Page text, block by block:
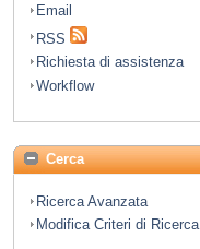
Email
RSS
Richiesta di assistenza
Workflow
Cerca
Ricerca Avanzata
Modifica Criteri di Ricerca